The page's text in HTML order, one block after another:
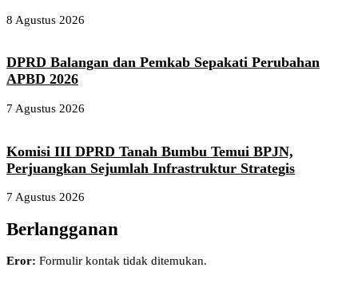
8 Agustus 2026
DPRD Balangan dan Pemkab Sepakati Perubahan
APBD 2026
7 Agustus 2026
Komisi III DPRD Tanah Bumbu Temui BPJN,
Perjuangkan Sejumlah Infrastruktur Strategis
7 Agustus 2026
Berlangganan
Eror: Formulir kontak tidak ditemukan.